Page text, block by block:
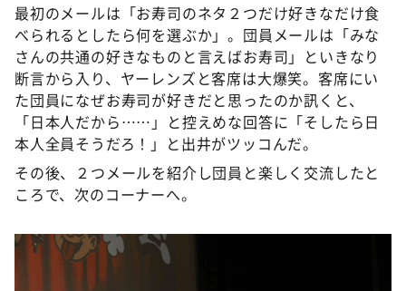
最初のメールは「お寿司のネタ２つだけ好きなだけ食
べられるとしたら何を選ぶか」。団員メールは「みな
さんの共通の好きなものと言えばお寿司」といきなり
断言から入り、ヤーレンズと客席は大爆笑。客席にい
た団員になぜお寿司が好きだと思ったのか訊くと、
「日本人だから……」と控えめな回答に「そしたら日
本人全員そうだろ！」と出井がツッコんだ。
その後、２つメールを紹介し団員と楽しく交流したと
ころで、次のコーナーへ。